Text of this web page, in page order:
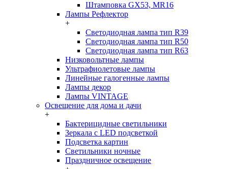
Штамповка GX53, MR16
Лампы Рефлектор
+
Светодиодная лампа тип R39
Светодиодная лампа тип R50
Светодиодная лампа тип R63
Низковольтные лампы
Ультрафиолетовые лампы
Линейные галогенные лампы
Лампы декор
Лампы VINTAGE
Освещение для дома и дачи
+
Бактерицидные светильники
Зеркала с LED подсветкой
Подсветка картин
Светильники ночные
Праздничное освещение